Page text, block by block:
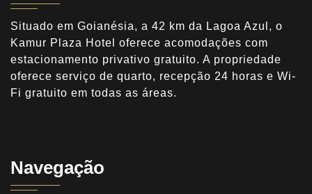
Situado em Goianésia, a 42 km da Lagoa Azul, o
Kamur Plaza Hotel oferece acomodações com
estacionamento privativo gratuito. A propriedade
oferece serviço de quarto, recepção 24 horas e Wi-
Fi gratuito em todas as áreas.
Navegação